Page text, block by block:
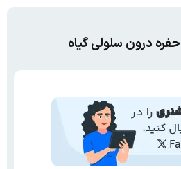
درون سلولی گیاه